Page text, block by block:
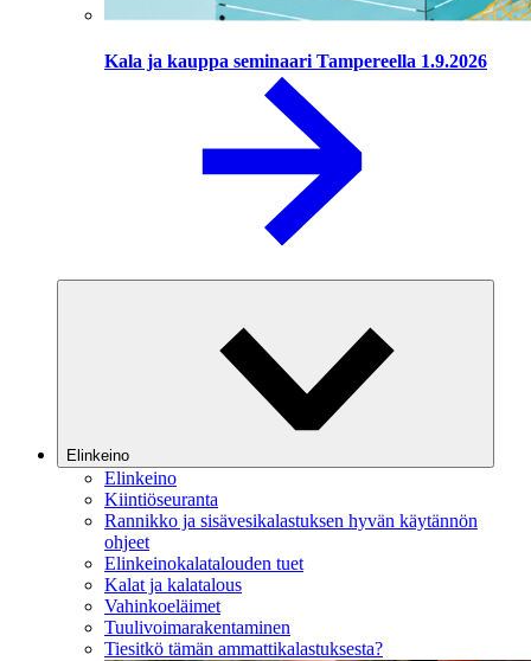
Kala ja kauppa seminaari Tampereella 1.9.2026
Elinkeino
Elinkeino
Kiintiöseuranta
Rannikko ja sisävesikalastuksen hyvän käytännön
ohjeet
Elinkeinokalatalouden tuet
Kalat ja kalatalous
Vahinkoeläimet
Tuulivoimarakentaminen
Tiesitkö tämän ammattikalastuksesta?